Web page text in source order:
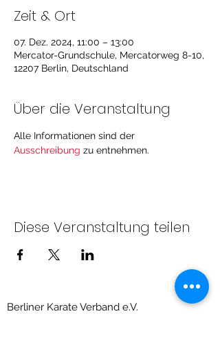
Zeit & Ort
07. Dez. 2024, 11:00 – 13:00
Mercator-Grundschule, Mercatorweg 8-10,
12207 Berlin, Deutschland
Über die Veranstaltung
Alle Informationen sind der
Ausschreibung zu entnehmen.
Diese Veranstaltung teilen
Berliner Karate Verband e.V.